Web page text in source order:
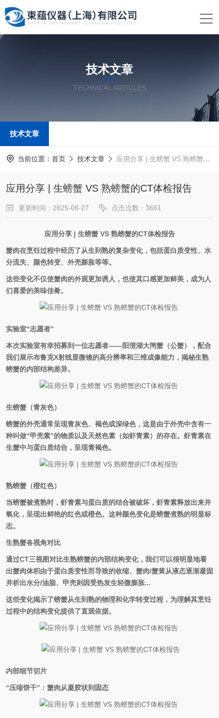
技术文章
TECHNICAL ARTICLES
技术文章
当前位置： 首页 技术文章 应用分享 | 生螃蟹 VS 熟螃蟹的CT体检报告
应用分享 | 生螃蟹 VS 熟螃蟹的CT体检报告
更新时间：2025-06-27 点击次数：3661
应用分享 | 生螃蟹 VS 熟螃蟹的CT体检报告
蟹肉在烹饪过程中经历了从生到熟的复杂变化，包括蛋白质变性、水
分流失、颜色转变、外壳膨胀等等。
这些变化不仅使蟹肉的外观更加诱人，也使其口感更加鲜美，成为人
们喜爱的美味佳肴。
实验室“志愿者”
本次实验室有幸招募到一位志愿者——阳澄湖大闸蟹（公蟹），配合
我们展示布鲁克X射线显微镜的高分辨率和三维成像能力，揭秘生熟
螃蟹的内部结构差异。
生螃蟹（青灰色）
螃蟹的外壳通常呈现青灰色、褐色或深绿色，这是由于外壳中含有一
种叫做“甲壳素”的物质以及天然色素（如虾青素）的存在。虾青素在
生蟹中与蛋白质结合，呈现青褐色。
熟螃蟹（橙红色）
当螃蟹被煮熟时，虾青素与蛋白质的结合被破坏，虾青素释放出来并
氧化，呈现出鲜艳的红色或橙色。这种颜色变化是螃蟹煮熟的明显标
志。
生熟蟹各视角对比
通过CT三视图对比生熟螃蟹的内部结构变化，我们可以很明显地看
出蟹肉体积由于蛋白质变性而导致的收缩、蟹肉/蟹黄从液态逐渐凝固
并析出水分/油脂、甲壳则因受热发生轻微膨胀...
这些变化揭示了螃蟹从生到熟的物理和化学转变过程，为理解其烹饪
过程中的结构变化提供了直观依据。
内部细节切片
“压缩饼干”：蟹肉从凝胶状到固态